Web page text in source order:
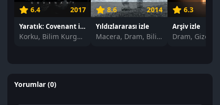
6.4 2017
Yaratık: Covenant izle
Korku, Bilim Kurgu, Gerilim
8.6 2014
Yıldızlararası izle
Macera, Dram, Bilim Kurgu
6.3
Arşiv izle
Yorumlar (0)